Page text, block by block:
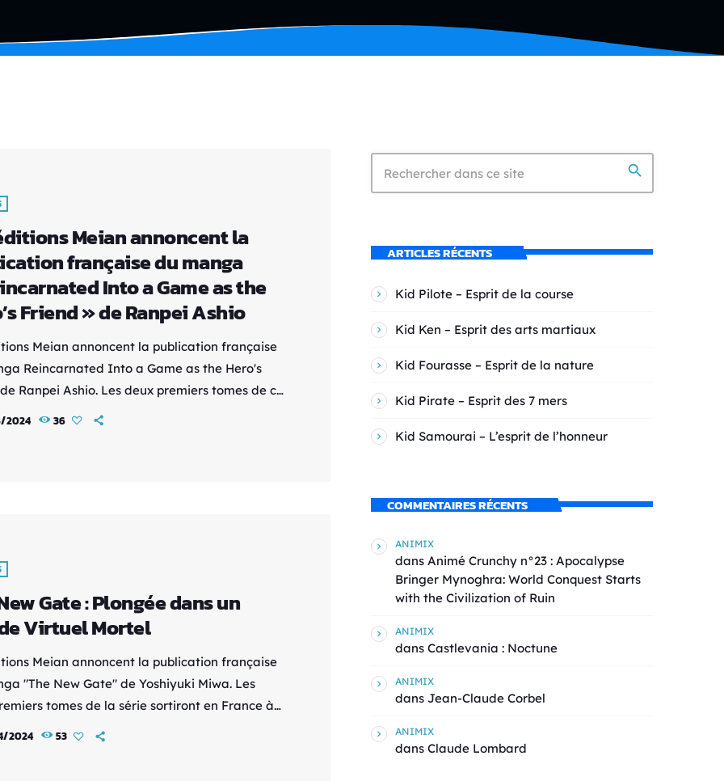
Meian annoncent la
française du manga
Into a Game as the
Friend » de Ranpei Ashio
Meian annoncent la publication française
Reincarnated Into a Game as the Hero's
Ranpei Ashio. Les deux premiers tomes de ce
de type isekai seront disponibles en France dès
2024 36
Gate : Plongée dans un
Virtuel Mortel
Meian annoncent la publication française
"The New Gate" de Yoshiyuki Miwa. Les
tomes de la série sortiront en France à
22 mai 2024. Découvrez le synopsis du manga
2024 53
search
ARTICLES RÉCENTS
Kid Pilote – Esprit de la course
Kid Ken – Esprit des arts martiaux
Kid Fourasse – Esprit de la nature
Kid Pirate – Esprit des 7 mers
Kid Samourai – L’esprit de l’honneur
COMMENTAIRES RÉCENTS
ANIMIX
dans Animé Crunchy n°23 : Apocalypse
Bringer Mynoghra: World Conquest Starts
with the Civilization of Ruin
ANIMIX
dans Castlevania : Noctune
ANIMIX
dans Jean-Claude Corbel
ANIMIX
dans Claude Lombard